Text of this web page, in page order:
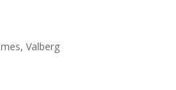
Valberg